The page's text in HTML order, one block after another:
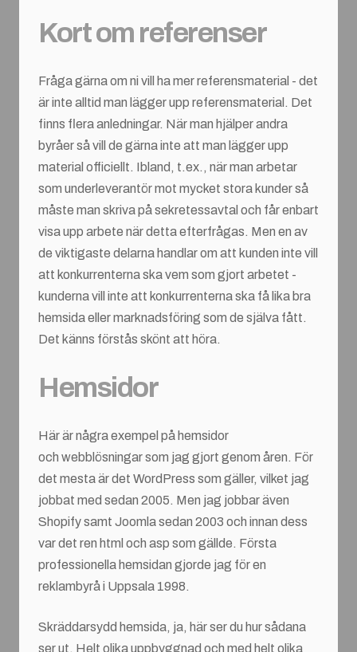
Kort om referenser
Fråga gärna om ni vill ha mer referensmaterial - det
är inte alltid man lägger upp referensmaterial. Det
finns flera anledningar. När man hjälper andra
byråer så vill de gärna inte att man lägger upp
material officiellt. Ibland, t.ex., när man arbetar
som underleverantör mot mycket stora kunder så
måste man skriva på sekretessavtal och får enbart
visa upp arbete när detta efterfrågas. Men en av
de viktigaste delarna handlar om att kunden inte vill
att konkurrenterna ska vem som gjort arbetet -
kunderna vill inte att konkurrenterna ska få lika bra
hemsida eller marknadsföring som de själva fått.
Det känns förstås skönt att höra.
Hemsidor
Här är några exempel på hemsidor
och webblösningar som jag gjort genom åren. För
det mesta är det WordPress som gäller, vilket jag
jobbat med sedan 2005. Men jag jobbar även
Shopify samt Joomla sedan 2003 och innan dess
var det ren html och asp som gällde. Första
professionella hemsidan gjorde jag för en
reklambyrå i Uppsala 1998.
Skräddarsydd hemsida, ja, här ser du hur sådana
ser ut. Helt olika uppbyggnad och med helt olika